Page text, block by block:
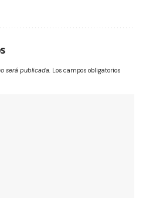
será publicada. Los campos obligatorios